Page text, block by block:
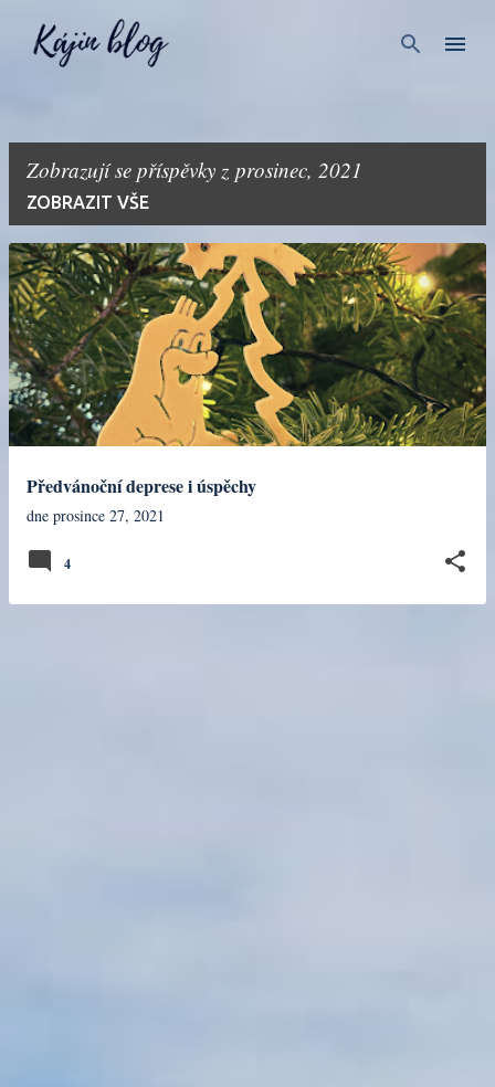
Zobrazují se příspěvky z prosinec, 2021
ZOBRAZIT VŠE
P
ř
s
p
ě
Předvánoční deprese i úspěchy
dne prosince 27, 2021
4